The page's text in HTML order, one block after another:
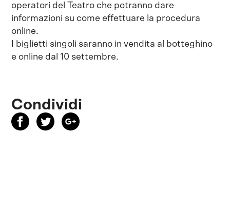
operatori del Teatro che potranno dare
informazioni su come effettuare la procedura
online.
I biglietti singoli saranno in vendita al botteghino
e online dal 10 settembre.
Condividi